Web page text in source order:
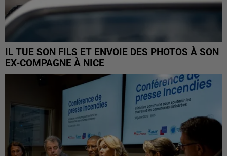
IL TUE SON FILS ET ENVOIE DES PHOTOS À SON
EX-COMPAGNE À NICE